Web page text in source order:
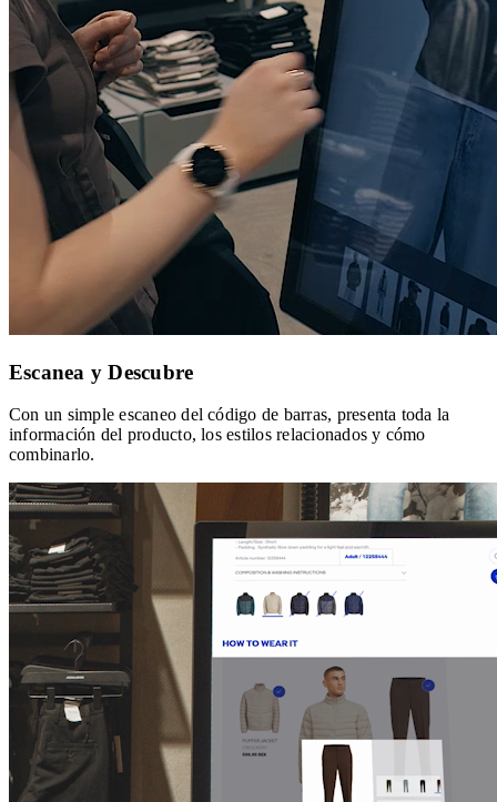
Escanea y Descubre
Con un simple escaneo del código de barras, presenta toda la
información del producto, los estilos relacionados y cómo
combinarlo.